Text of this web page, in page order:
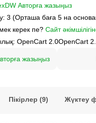
Авторға жазыңыз
3 (Орташа баға 5 на
керек пе? Сайт
OpenCart 2.0OpenCart
жазыңыз
Пікірлер (9) Жүктеу